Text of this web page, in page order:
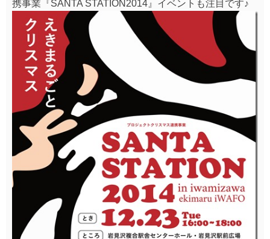
携事業『SANTA STATION2014』イベントも注目です♪